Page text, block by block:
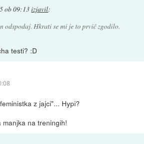
ob 09:13izjavil:
odspodaj. Hkrati se mi je to prvič zgodilo.
testi? :D
z jajci"... Hypi?
manjka na treningih!